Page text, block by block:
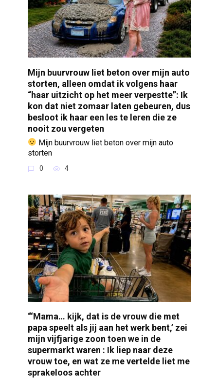
Mijn buurvrouw liet beton over mijn auto
storten, alleen omdat ik volgens haar
“haar uitzicht op het meer verpestte”: Ik
kon dat niet zomaar laten gebeuren, dus
besloot ik haar een les te leren die ze
nooit zou vergeten
Mijn buurvrouw liet beton over mijn auto
storten
0 4
“‘Mama… kijk, dat is de vrouw die met
papa speelt als jij aan het werk bent,’ zei
mijn vijfjarige zoon toen we in de
supermarkt waren : Ik liep naar deze
vrouw toe, en wat ze me vertelde liet me
sprakeloos achter